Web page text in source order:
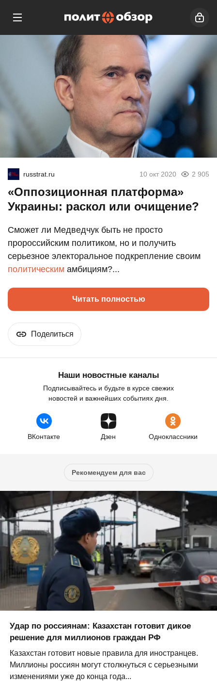
russtrat.ru 10 окт 2020 2 905
«Оппозиционная платформа»
Украины: раскол или очищение?
Сможет ли Медведчук быть не просто
пророссийским политиком, но и получить
серьезное электоральное подкрепление своим
политическим амбициям?...
Читать полностью
Поделиться
Наши новостные каналы
Подписывайтесь и будьте в курсе свежих
новостей и важнейших событиях дня.
ВКонтакте Дзен Одноклассники
Рекомендуем для вас
Удар по россиянам: Казахстан готовит дикое
решение для миллионов граждан РФ
Казахстан готовит новые правила для иностранцев.
Миллионы россиян могут столкнуться с серьезными
изменениями уже до конца года...